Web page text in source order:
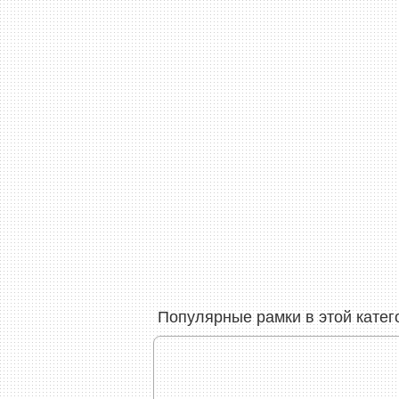
Популярные рамки в этой